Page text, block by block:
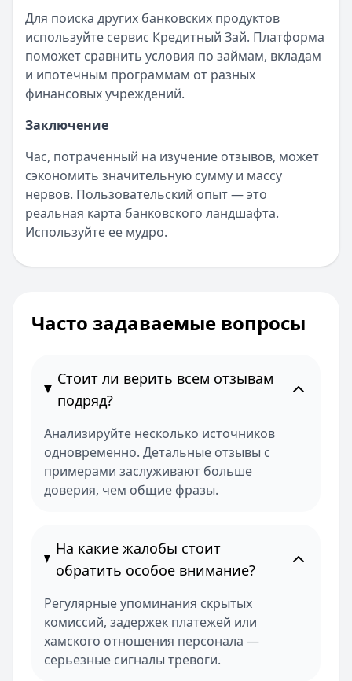
Для поиска других банковских продуктов
используйте сервис Кредитный Зай. Платформа
поможет сравнить условия по займам, вкладам
и ипотечным программам от разных
финансовых учреждений.
Заключение
Час, потраченный на изучение отзывов, может
сэкономить значительную сумму и массу
нервов. Пользовательский опыт — это
реальная карта банковского ландшафта.
Используйте ее мудро.
Часто задаваемые вопросы
Стоит ли верить всем отзывам
подряд?
Анализируйте несколько источников
одновременно. Детальные отзывы с
примерами заслуживают больше
доверия, чем общие фразы.
На какие жалобы стоит
обратить особое внимание?
Регулярные упоминания скрытых
комиссий, задержек платежей или
хамского отношения персонала —
серьезные сигналы тревоги.